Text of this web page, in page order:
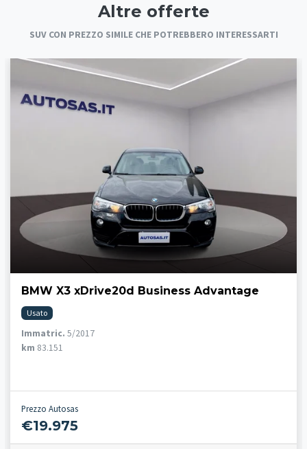
Altre offerte
SUV CON PREZZO SIMILE CHE POTREBBERO INTERESSARTI
BMW X3 xDrive20d Business Advantage
Usato
Immatric. 5/2017
km 83.151
Prezzo Autosas
€19.975